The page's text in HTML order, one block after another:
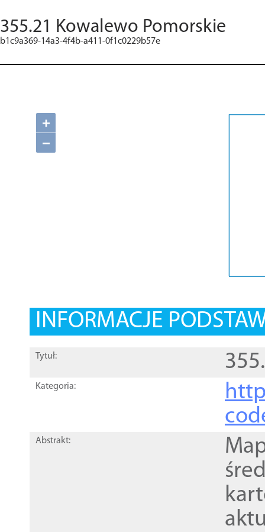
355.21 Kowalewo Pomorskie
b1c9a369-14a3-4f4b-a411-0f1c0229b57e
+
−
INFORMACJE
Tytuł:
Kategoria:
Abstrakt: